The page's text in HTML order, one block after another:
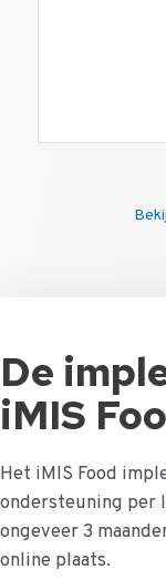
De
iMIS
Het iMIS Food
ondersteuning per
ongeveer 3
online plaats.